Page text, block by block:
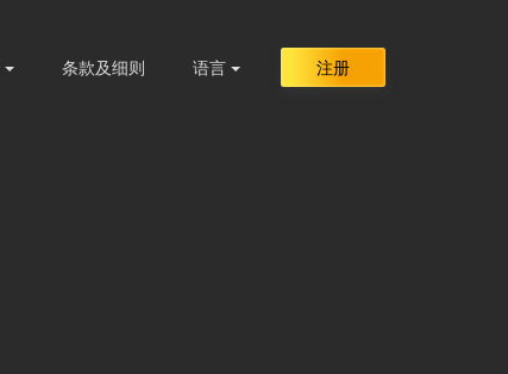
条款及细则 语言 注册